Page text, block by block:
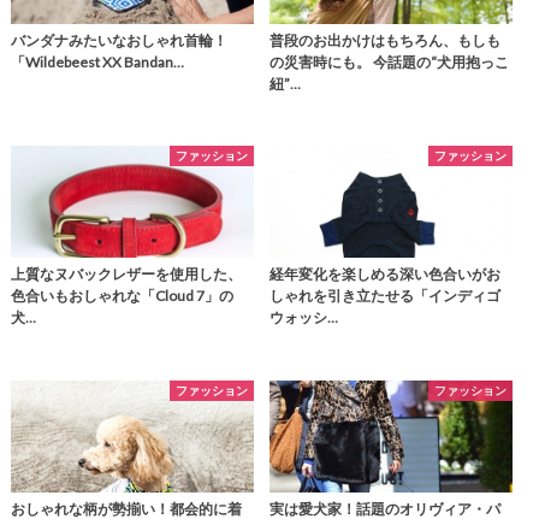
バンダナみたいなおしゃれ首輪！
「Wildebeest XX Bandan…
普段のお出かけはもちろん、もしも
の災害時にも。 今話題の“犬用抱っこ
紐”…
ファッション
上質なヌバックレザーを使用した、
色合いもおしゃれな「Cloud 7」の
犬…
ファッション
経年変化を楽しめる深い色合いがお
しゃれを引き立たせる「インディゴ
ウォッシ…
ファッション
おしゃれな柄が勢揃い！都会的に着
ファッション
実は愛犬家！話題のオリヴィア・パ